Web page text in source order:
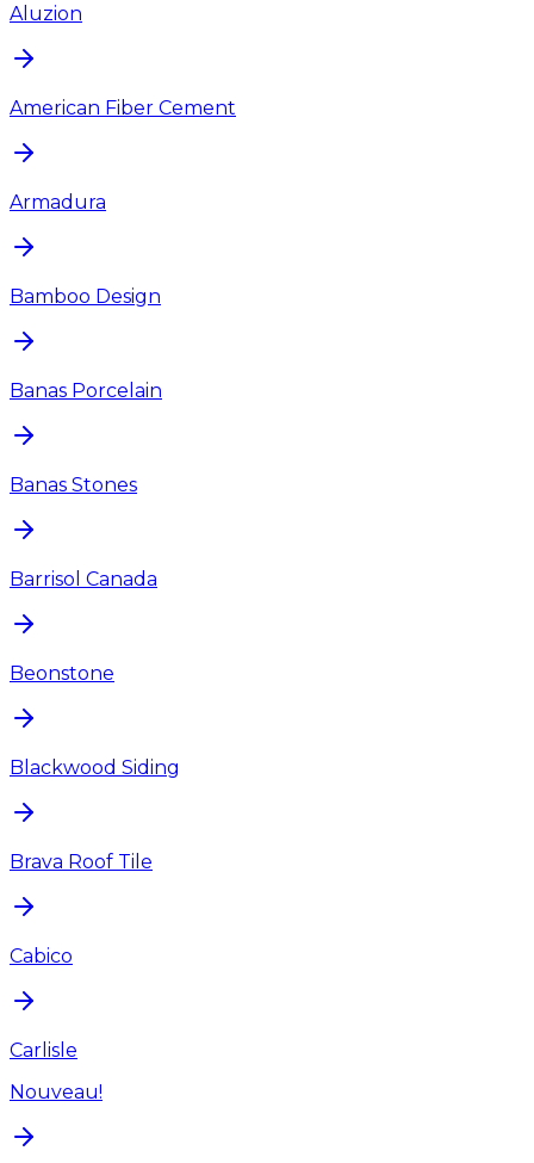
Aluzion
American Fiber Cement
Armadura
Bamboo Design
Banas Porcelain
Banas Stones
Barrisol Canada
Beonstone
Blackwood Siding
Brava Roof Tile
Cabico
Carlisle
Nouveau!